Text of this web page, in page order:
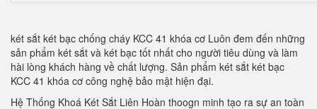
két sắt két bạc chống cháy KCC 41 khóa cơ Luôn đem đến những
sản phẩm két sắt và két bạc tốt nhất cho người tiêu dùng và làm
hài lòng khách hàng về chất lượng. Sản phẩm két sắt két bạc
KCC 41 khóa cơ công nghệ bảo mật hiện đại.
Hệ Thống Khoá Két Sắt Liên Hoàn thoogn minh tạo ra sự an toàn